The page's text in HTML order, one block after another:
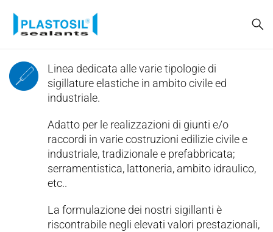
Linea dedicata alle varie tipologie di
sigillature elastiche in ambito civile ed
industriale.
Adatto per le realizzazioni di giunti e/o
raccordi in varie costruzioni edilizie civile e
industriale, tradizionale e prefabbricata;
serramentistica, lattoneria, ambito idraulico,
etc..
La formulazione dei nostri sigillanti è
riscontrabile negli elevati valori prestazionali,